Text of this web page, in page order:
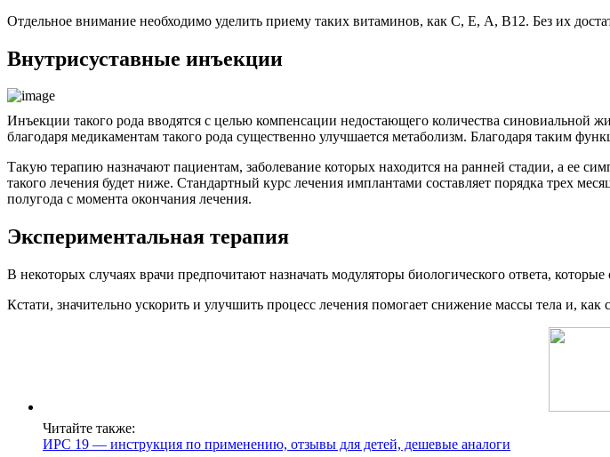
Отдельное внимание необходимо уделить приему таких витаминов, как С, Е, А, В12. Без их
Внутрисуставные инъекции
Инъекции такого рода вводятся с целью компенсации недостающего количества синовиальной
благодаря медикаментам такого рода существенно улучшается метаболизм. Благодаря таким
Такую терапию назначают пациентам, заболевание которых находится на ранней стадии, а ее
такого лечения будет ниже. Стандартный курс лечения имплантами составляет порядка трех
полугода с момента окончания лечения.
Экспериментальная терапия
В некоторых случаях врачи предпочитают назначать модуляторы биологического ответа,
Кстати, значительно ускорить и улучшить процесс лечения помогает снижение массы тела и, как
Читайте также:
ИРС 19 — инструкция по применению, отзывы для детей, дешевые аналоги